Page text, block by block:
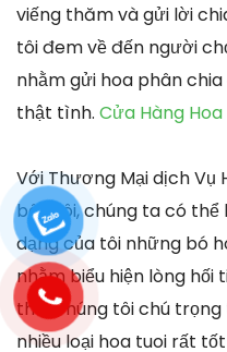
viếng thăm và gửi lời
tôi đem về đến người
nhằm gửi hoa phân
thật tình. Cửa Hàng
Với Thương Mại dịch Vụ
bên tôi, chúng ta có
dạng của tôi những bó
nhằm biểu hiện lòng hối
thủ. Chúng tôi chú
nhiều loại hoa tuoi rất